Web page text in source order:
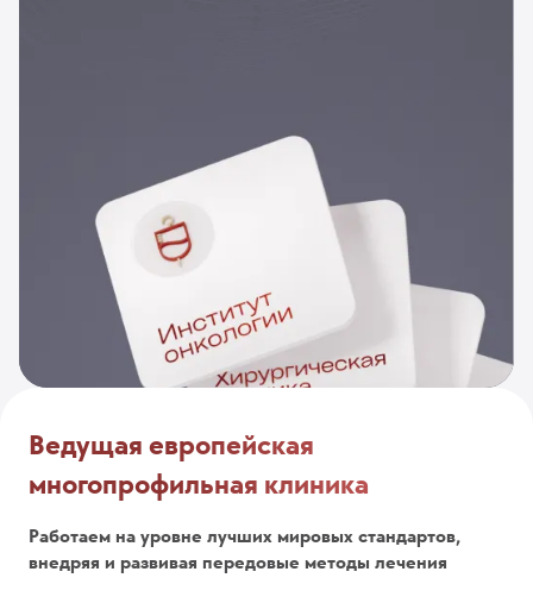
Ведущая европейская
многопрофильная клиника
Работаем на уровне лучших мировых стандартов,
внедряя и развивая передовые методы лечения